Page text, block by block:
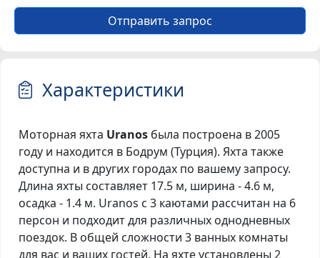
Отправить запрос
Характеристики
Моторная яхта Uranos была построена в 2005
году и находится в Бодрум (Турция). Яхта также
доступна и в других городах по вашему запросу.
Длина яхты составляет 17.5 м, ширина - 4.6 м,
осадка - 1.4 м. Uranos с 3 каютами рассчитан на 6
персон и подходит для различных однодневных
поездок. В общей сложности 3 ванных комнаты
для вас и ваших гостей. На яхте установлены 2